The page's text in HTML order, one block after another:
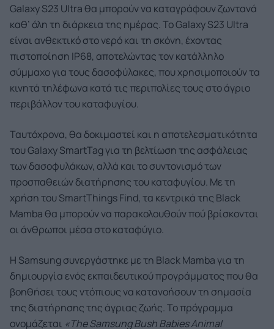
Galaxy S23 Ultra θα μπορούν να καταγράφουν ζωντανά
καθ’ όλη τη διάρκεια της ημέρας. Το Galaxy S23 Ultra
είναι ανθεκτικό στο νερό και τη σκόνη, έχοντας
πιστοποίηση IP68, αποτελώντας τον κατάλληλο
σύμμαχο για τους δασοφύλακες, που χρησιμοποιούν τα
κινητά τηλέφωνα κατά τις περιπολίες τους στο άγριο
περιβάλλον του καταφυγίου.
Ταυτόχρονα, θα δοκιμαστεί και η αποτελεσματικότητα
του Galaxy SmartTag για τη βελτίωση της ασφάλειας
των δασοφυλάκων, αλλά και το συντονισμό των
προσπαθειών διατήρησης του καταφυγίου. Με τη
χρήση του SmartThings Find, τα κεντρικά της Black
Mamba θα μπορούν να παρακολουθούν πού βρίσκονται
οι άνθρωποι μέσα στο καταφύγιο.
Η Samsung συνεργάστηκε με τη Black Mamba για τη
δημιουργία ενός εκπαιδευτικού προγράμματος που θα
βοηθήσει τους ντόπιους να κατανοήσουν τη σημασία
της διατήρησης της άγριας ζωής. Το πρόγραμμα
ονομάζεται «TheSamsungBushBabiesAnimal